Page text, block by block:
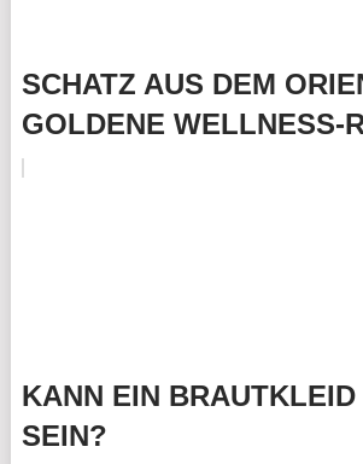
SCHATZ AUS DEM
GOLDENE WELLNESS-
KANN EIN BRAUTKLEID
SEIN?